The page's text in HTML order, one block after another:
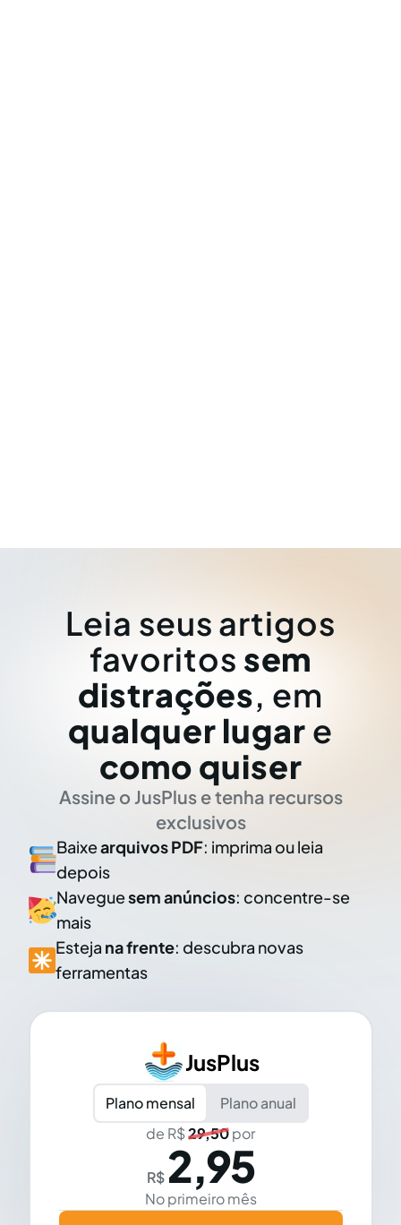
Leia seus artigos
favoritos sem
distrações, em
qualquer lugar e
como quiser
Assine o JusPlus e tenha recursos
exclusivos
Baixearquivos PDF: imprima ou leia
depois
Naveguesem anúncios: concentre-se
mais
Esteja na frente: descubra novas
ferramentas
JusPlus
Plano mensal
Plano anual
de R$29,50por
R$ 2,95
No primeiro mês